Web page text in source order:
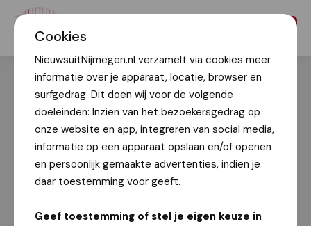
Cookies
NieuwsuitNijmegen.nl verzamelt via cookies meer
informatie over je apparaat, locatie, browser en
surfgedrag. Dit doen wij voor de volgende
doeleinden: Inzien van het bezoekersgedrag op
onze website en app, integreren van social media,
informatie op een apparaat opslaan en/of openen
en persoonlijk gemaakte advertenties, indien je
daar toestemming voor geeft.
Geef toestemming of stel je eigen keuze in